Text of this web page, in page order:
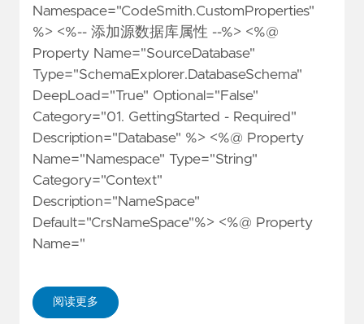
Namespace="CodeSmith.CustomProperties"
%> <%-- 添加源数据库属性 --%> <%@
Property Name="SourceDatabase"
Type="SchemaExplorer.DatabaseSchema"
DeepLoad="True" Optional="False"
Category="01. GettingStarted - Required"
Description="Database" %> <%@ Property
Name="Namespace" Type="String"
Category="Context"
Description="NameSpace"
Default="CrsNameSpace"%> <%@ Property
Name="
阅读更多